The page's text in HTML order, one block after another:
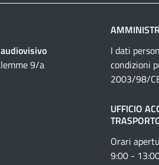
9/a
I dati
condizioni
2003/98/
UFFICIO
Orari
9:00 -